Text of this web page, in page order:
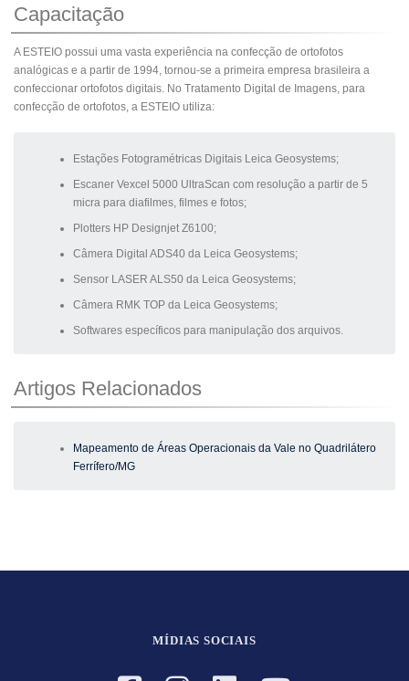
Capacitação
A ESTEIO possui uma vasta experiência na confecção de ortofotos
analógicas e a partir de 1994, tornou-se a primeira empresa brasileira a
confeccionar ortofotos digitais. No Tratamento Digital de Imagens, para
confecção de ortofotos, a ESTEIO utiliza:
Estações Fotogramétricas Digitais Leica Geosystems;
Escaner Vexcel 5000 UltraScan com resolução a partir de 5
micra para diafilmes, filmes e fotos;
Plotters HP Designjet Z6100;
Câmera Digital ADS40 da Leica Geosystems;
Sensor LASER ALS50 da Leica Geosystems;
Câmera RMK TOP da Leica Geosystems;
Softwares específicos para manipulação dos arquivos.
Artigos Relacionados
Mapeamento de Áreas Operacionais da Vale no Quadrilátero
Ferrífero/MG
MÍDIAS SOCIAIS